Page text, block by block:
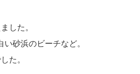
した。
砂浜のビーチなど。
た。